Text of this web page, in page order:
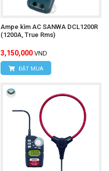
Ampe kìm AC SANWA DCL1200R
(1200A, True Rms)
3,150,000 VND
ĐẶT MUA